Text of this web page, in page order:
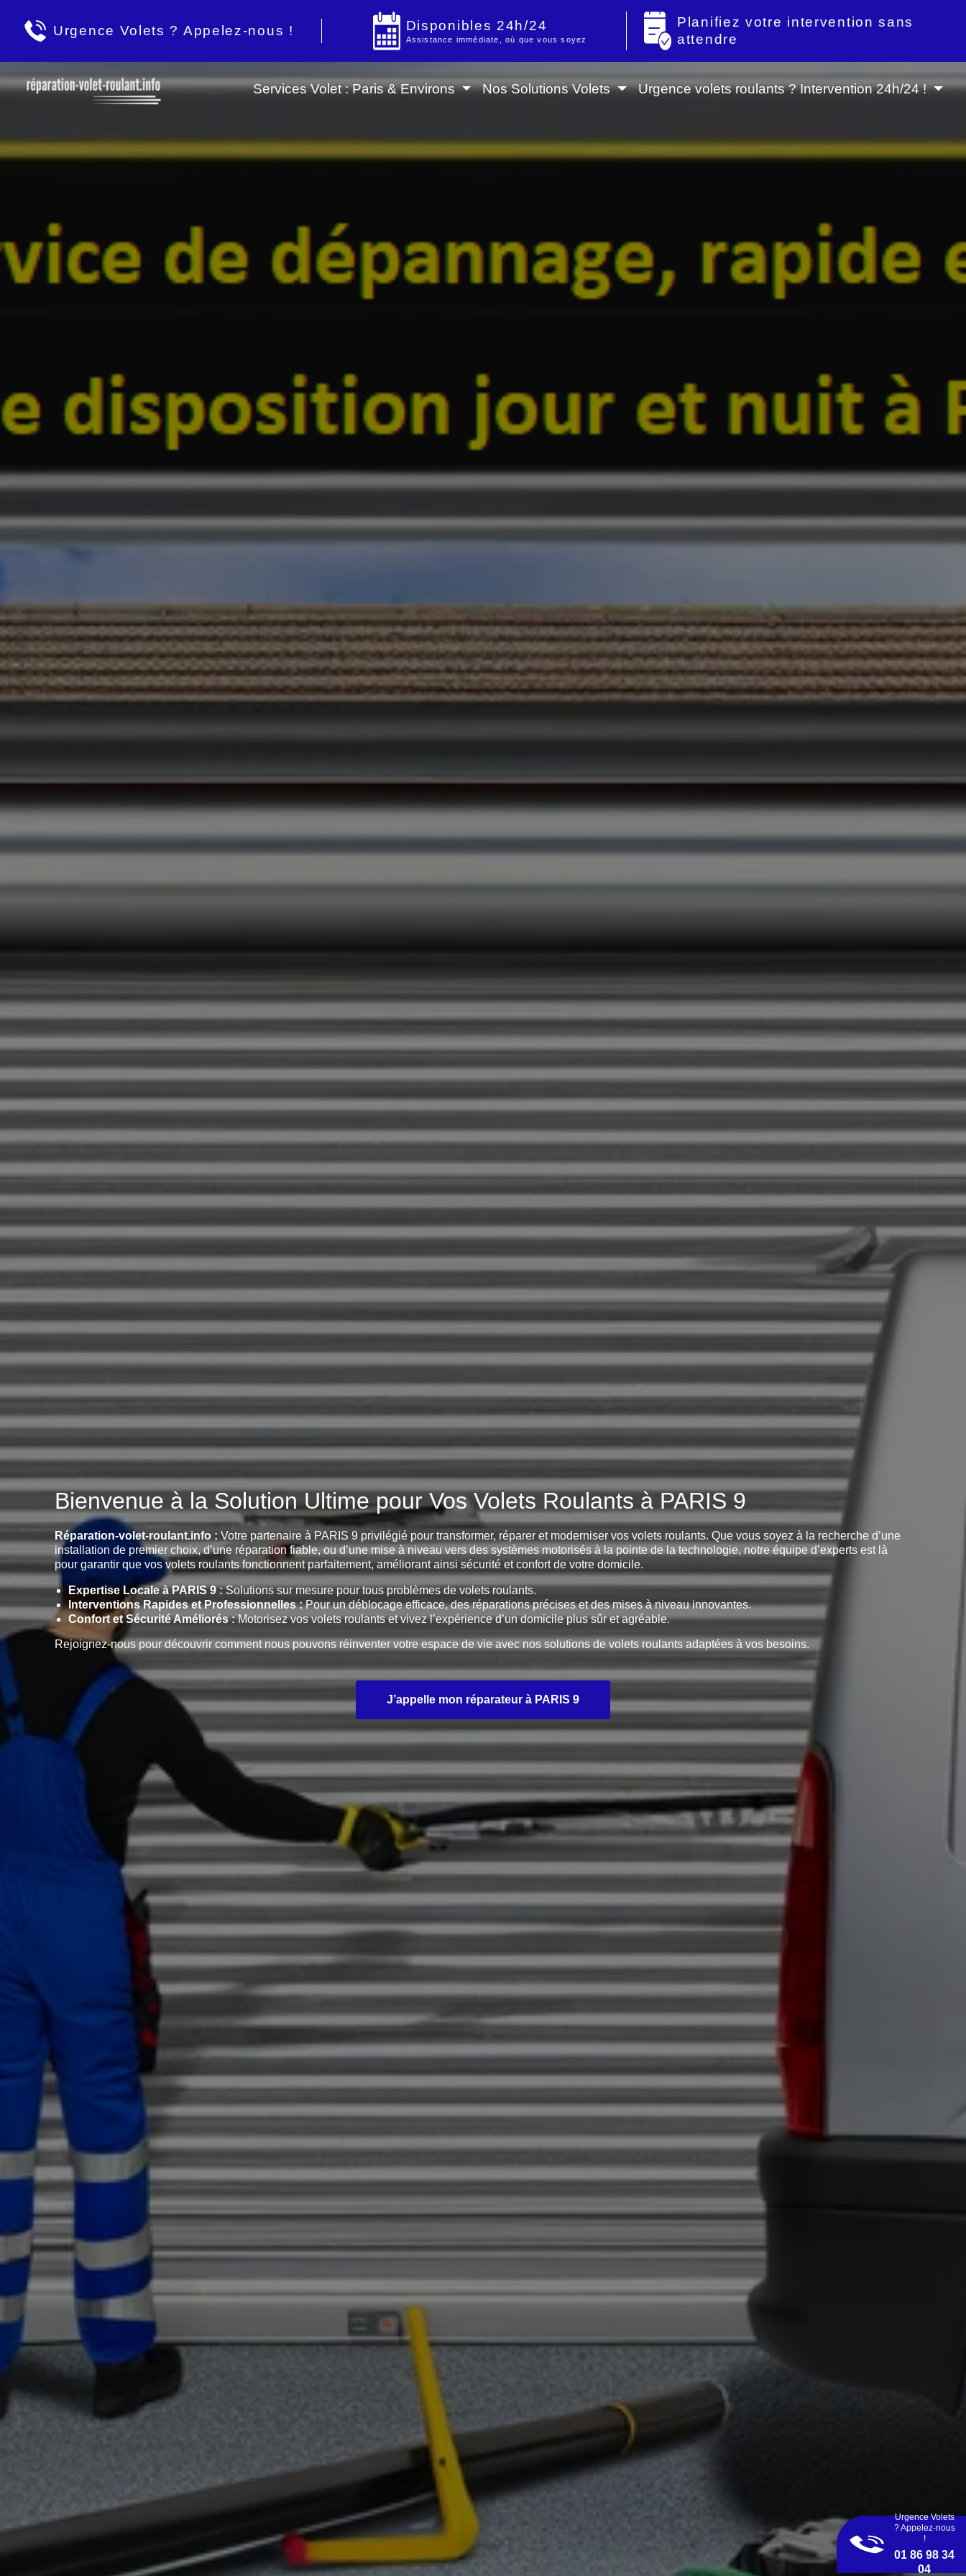
Urgence Volets ? Appelez-nous ! Disponibles 24h/24
Assistance immédiate, où que vous soyez
Planifiez votre intervention sans
attendre
Services Volet : Paris & Environs Nos Solutions Volets Urgence volets roulants ? Intervention 24h/24 !
Bienvenue à la Solution Ultime pour Vos Volets Roulants à PARIS 9
Réparation-volet-roulant.info : Votre partenaire à PARIS 9 privilégié pour transformer, réparer et moderniser vos volets roulants. Que vous soyez à la recherche d’une
installation de premier choix, d’une réparation fiable, ou d’une mise à niveau vers des systèmes motorisés à la pointe de la technologie, notre équipe d’experts est là
pour garantir que vos volets roulants fonctionnent parfaitement, améliorant ainsi sécurité et confort de votre domicile.
Expertise Locale à PARIS 9 :Solutions sur mesure pour tous problèmes de volets roulants.
Interventions Rapides et Professionnelles :Pour un déblocage efficace, des réparations précises et des mises à niveau innovantes.
Confort et Sécurité Améliorés :Motorisez vos volets roulants et vivez l’expérience d’un domicile plus sûr et agréable.
Rejoignez-nous pour découvrir comment nous pouvons réinventer votre espace de vie avec nos solutions de volets roulants adaptées à vos besoins.
J’appelle mon réparateur à PARIS 9
Urgence Volets
? Appelez-nous
!
01 86 98 34
04